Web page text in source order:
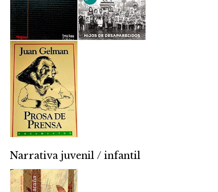
Narrativa juvenil / infantil